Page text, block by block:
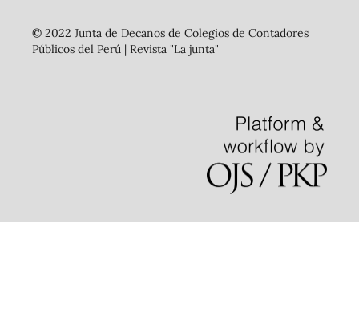
© 2022 Junta de Decanos de Colegios de Contadores
Públicos del Perú | Revista "La junta"